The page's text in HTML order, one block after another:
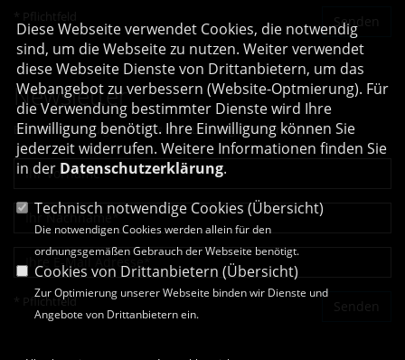
* Pflichtfeld
Newsletter
Erhalten Sie Neuigkeiten aus dem Landtag und der Region.
* Pflichtfeld
Diese Webseite verwendet Cookies, die notwendig
sind, um die Webseite zu nutzen. Weiter verwendet
diese Webseite Dienste von Drittanbietern, um das
Webangebot zu verbessern (Website-Optmierung). Für
die Verwendung bestimmter Dienste wird Ihre
Einwilligung benötigt. Ihre Einwilligung können Sie
jederzeit widerrufen. Weitere Informationen finden Sie
in der Datenschutzerklärung.
Technisch notwendige Cookies (Übersicht)
Die notwendigen Cookies werden allein für den
ordnungsgemäßen Gebrauch der Webseite benötigt.
Cookies von Drittanbietern (Übersicht)
Zur Optimierung unserer Webseite binden wir Dienste und
Angebote von Drittanbietern ein.